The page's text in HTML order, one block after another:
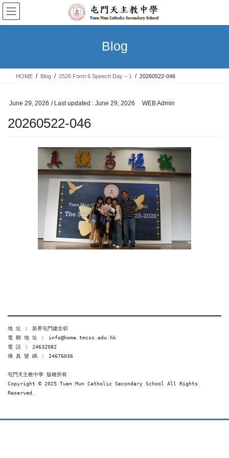
Skip
the
Skip
the
Blog
HOME Blog 2526 Form 6 Speech Day – 1 20260522-046
June 29, 2026 / Last updated : June 29, 2026 WEB Admin
20260522-046
地 址 ︰ 新界屯門建生邨
電 郵 地 址 ︰ info@home.tmcss.edu.hk
電 話 ︰ 24632082
傳 真 號 碼 ︰ 24676036
屯門天主教中學 版權所有
Copyright © 2025 Tuen Mun Catholic Secondary School All Rights
Reserved.